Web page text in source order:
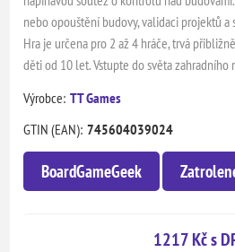
nebo opouštění budovy, validaci projektů a
Hra je určena pro 2 až 4 hráče, trvá
děti od 10 let. Vstupte do světa zahradního
Výrobce: TT Games
GTIN (EAN): 745604039024
BoardGameGeek
1217 Kč s